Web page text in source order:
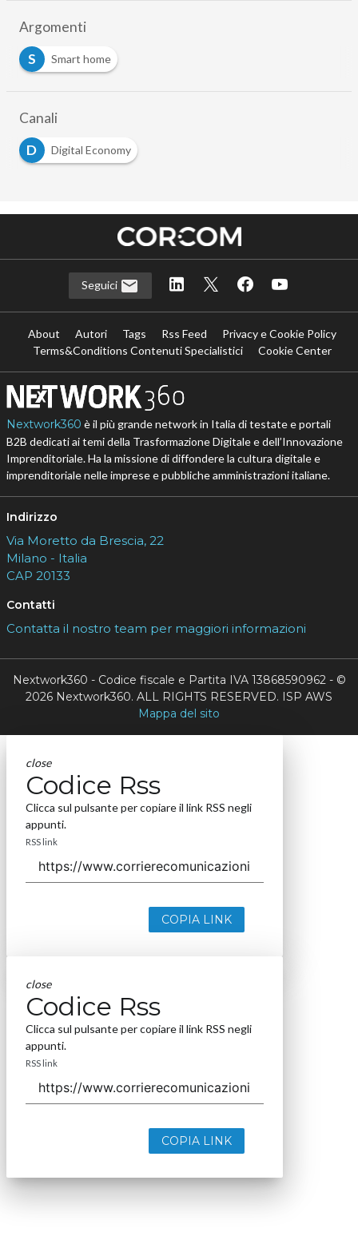
Argomenti
S
Smart home
Canali
D
Digital Economy
Seguici
About Autori Tags Rss Feed
Privacy e Cookie Policy
Terms&Conditions Contenuti Specialistici
Cookie Center
Nextwork360 è il più grande network in Italia di testate e portali
B2B dedicati ai temi della Trasformazione Digitale e dell’Innovazione
Imprenditoriale. Ha la missione di diffondere la cultura digitale e
imprenditoriale nelle imprese e pubbliche amministrazioni italiane.
Indirizzo
Via Moretto da Brescia, 22
Milano - Italia
CAP 20133
Contatti
Contatta il nostro team per maggiori informazioni
Nextwork360 - Codice fiscale e Partita IVA 13868590962 - ©
2026 Nextwork360. ALL RIGHTS RESERVED. ISP AWS
Mappa del sito
close
Codice Rss
Clicca sul pulsante per copiare il link RSS negli
appunti.
RSS link
COPIA LINK
close
Codice Rss
Clicca sul pulsante per copiare il link RSS negli
appunti.
RSS link
COPIA LINK